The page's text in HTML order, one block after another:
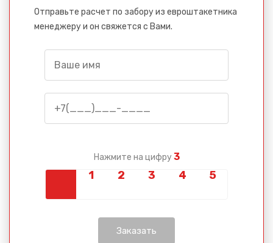
Отправьте расчет по забору из евроштакетника
менеджеру и он свяжется с Вами.
Нажмите на цифру 3